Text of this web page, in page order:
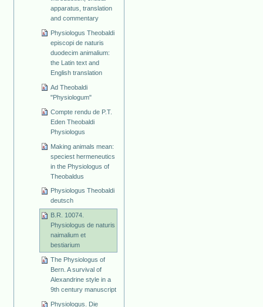
apparatus, translation
and commentary
Physiologus Theobaldi
episcopi de naturis
duodecim animalium:
the Latin text and
English translation
Ad Theobaldi
"Physiologum"
Compte rendu de P.T.
Eden Theobaldi
Physiologus
Making animals mean:
speciest hermeneutics
in the Physiologus of
Theobaldus
Physiologus Theobaldi
deutsch
B.R. 10074.
Physiologus de naturis
naimalium et
bestiarium
The Physiologus of
Bern. A survival of
Alexandrine style in a
9th century manuscript
Physiologus. Die